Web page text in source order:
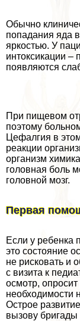
Обычно
попадания яда
яркостью. У
интоксикации –
появляются
При пищевом
поэтому
Цефалгия в
реакции
организм
головная боль
головной мозг.
Первая
Если у ребенка
это состояние
не рисковать и
с визита к
осмотр,
необходимости
Острое
вызову бригады